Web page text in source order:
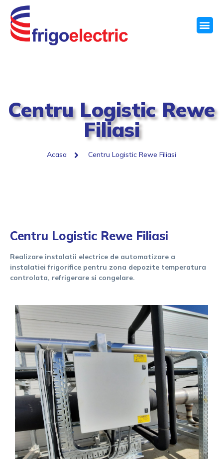
Centru Logistic Rewe
Filiasi
Acasa Centru Logistic Rewe Filiasi
Centru Logistic Rewe Filiasi
Realizare instalatii electrice de automatizare a
instalatiei frigorifice pentru zona depozite temperatura
controlata, refrigerare si congelare.